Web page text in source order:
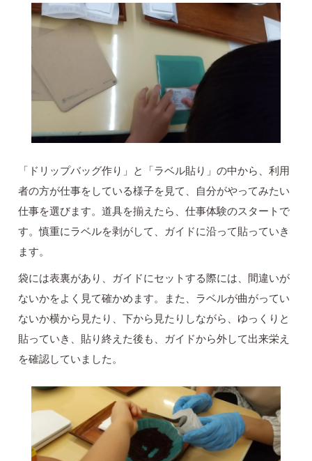
「ドリップバッグ作り」と「ラベル貼り」の中から、利用
者の方が仕事をしている様子を見て、自分がやってみたい
仕事を選びます。道具を揃えたら、仕事体験のスタートで
す。慎重にラベルを剥がして、ガイドに沿って貼っていき
ます。
袋には表裏があり、ガイドにセットする際には、間違いが
ないかをよく見て確かめます。また、ラベルが曲がってい
ないか横から見たり、下から見たりしながら、ゆっくりと
貼っていき、貼り終えた後も、ガイドから外して出来栄え
を確認していました。